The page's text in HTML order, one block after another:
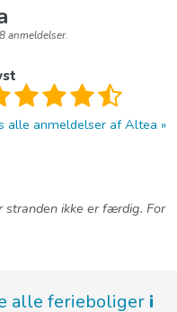
anmeldelser.
alle anmeldelser af Altea
ikke er færdig. For
alle ferieboliger i